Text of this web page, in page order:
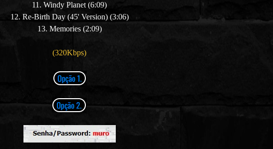
11. Windy Planet (6:09)
12. Re-Birth Day(45' Version) (3:06)
13. Memories (2:09)
(320Kbps)